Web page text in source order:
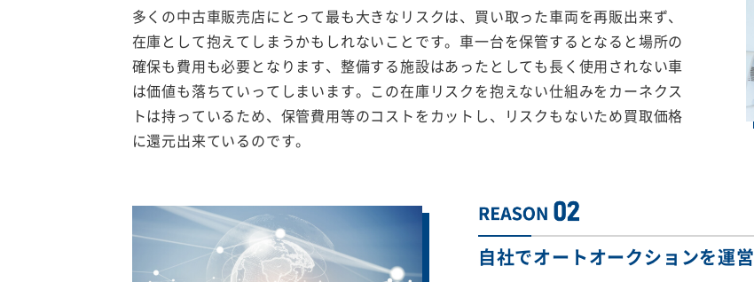
多くの中古車販売店にとって最も大きなリスクは、買い取った車両を再販出来ず、
在庫として抱えてしまうかもしれないことです。車一台を保管するとなると場所の
確保も費用も必要となります、整備する施設はあったとしても長く使用されない車
は価値も落ちていってしまいます。この在庫リスクを抱えない仕組みをカーネクス
トは持っているため、保管費用等のコストをカットし、リスクもないため買取価格
に還元出来ているのです。
自社でオートオークションを運営